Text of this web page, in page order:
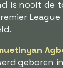
is nooit de
geboren